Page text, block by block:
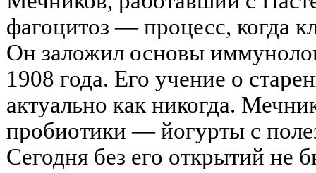
фагоцитоз — процесс, когда
Он заложил основы
1908 года. Его учение о
актуально как никогда.
пробиотики — йогурты с
Сегодня без его открытий не